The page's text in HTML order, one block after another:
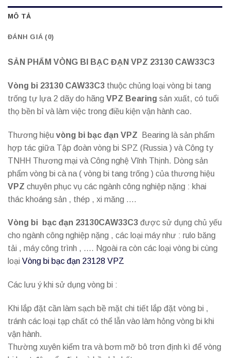
MÔ TẢ
ĐÁNH GIÁ (0)
SẢN PHẨM VÒNG BI BẠC ĐẠN VPZ 23130 CAW33C3
Vòng bi 23130 CAW33C3 thuộc chủng loại vòng bi tang
trống tự lựa 2 dãy do hãng VPZ Bearing sản xuất, có tuổi
thọ bền bỉ và làm việc trong điều kiện vận hành cao.
Thương hiệu vòng bi bạc đạn VPZ
Bearing là sản phẩm
hợp tác giữa Tập đoàn vòng bi SPZ (Russia ) và Công ty
TNHH Thương mại và Công nghệ Vĩnh Thịnh. Dòng sản
phẩm vòng bi cà na ( vòng bi tang trống ) của thương hiệu
VPZ chuyên phục vụ các ngành công nghiệp nặng : khai
thác khoáng sản , thép , xi măng ….
Vòng bi bạc đạn 23130CAW33C3 được sử dụng chủ yếu
cho ngành công nghiệp nặng , các loại máy như : rulo băng
tải , máy công trình , …. Ngoài ra còn các loại vòng bi cùng
loại Vòng bi bạc đạn 23128 VPZ
Các lưu ý khi sử dụng vòng bi :
Khi lắp đặt cần làm sạch bề mặt chi tiết lắp đặt vòng bi ,
tránh các loại tạp chất có thể lẫn vào làm hỏng vòng bi khi
vận hành.
Thường xuyên kiểm tra và bơm mỡ bô trơn định kì để vòng